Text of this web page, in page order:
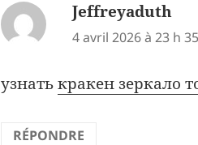
Jeffreyaduth
4 avril 2026 à 23 h
узнатькракен зеркало
RÉPONDRE